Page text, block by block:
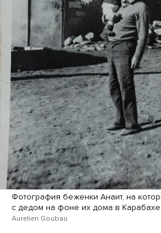
Фотография беженки Анаит, на
с дедом на фоне их дома в Карабахе
Aurelien Goubau